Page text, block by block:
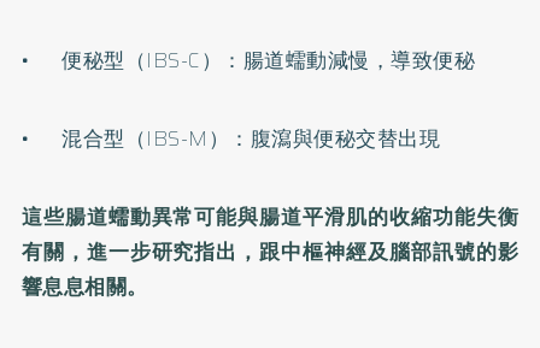
• 便秘型（IBS-C）：腸道蠕動減慢，導致便秘
• 混合型（IBS-M）：腹瀉與便秘交替出現
這些腸道蠕動異常可能與腸道平滑肌的收縮功能失衡
有關，進一步研究指出，跟中樞神經及腦部訊號的影
響息息相關。